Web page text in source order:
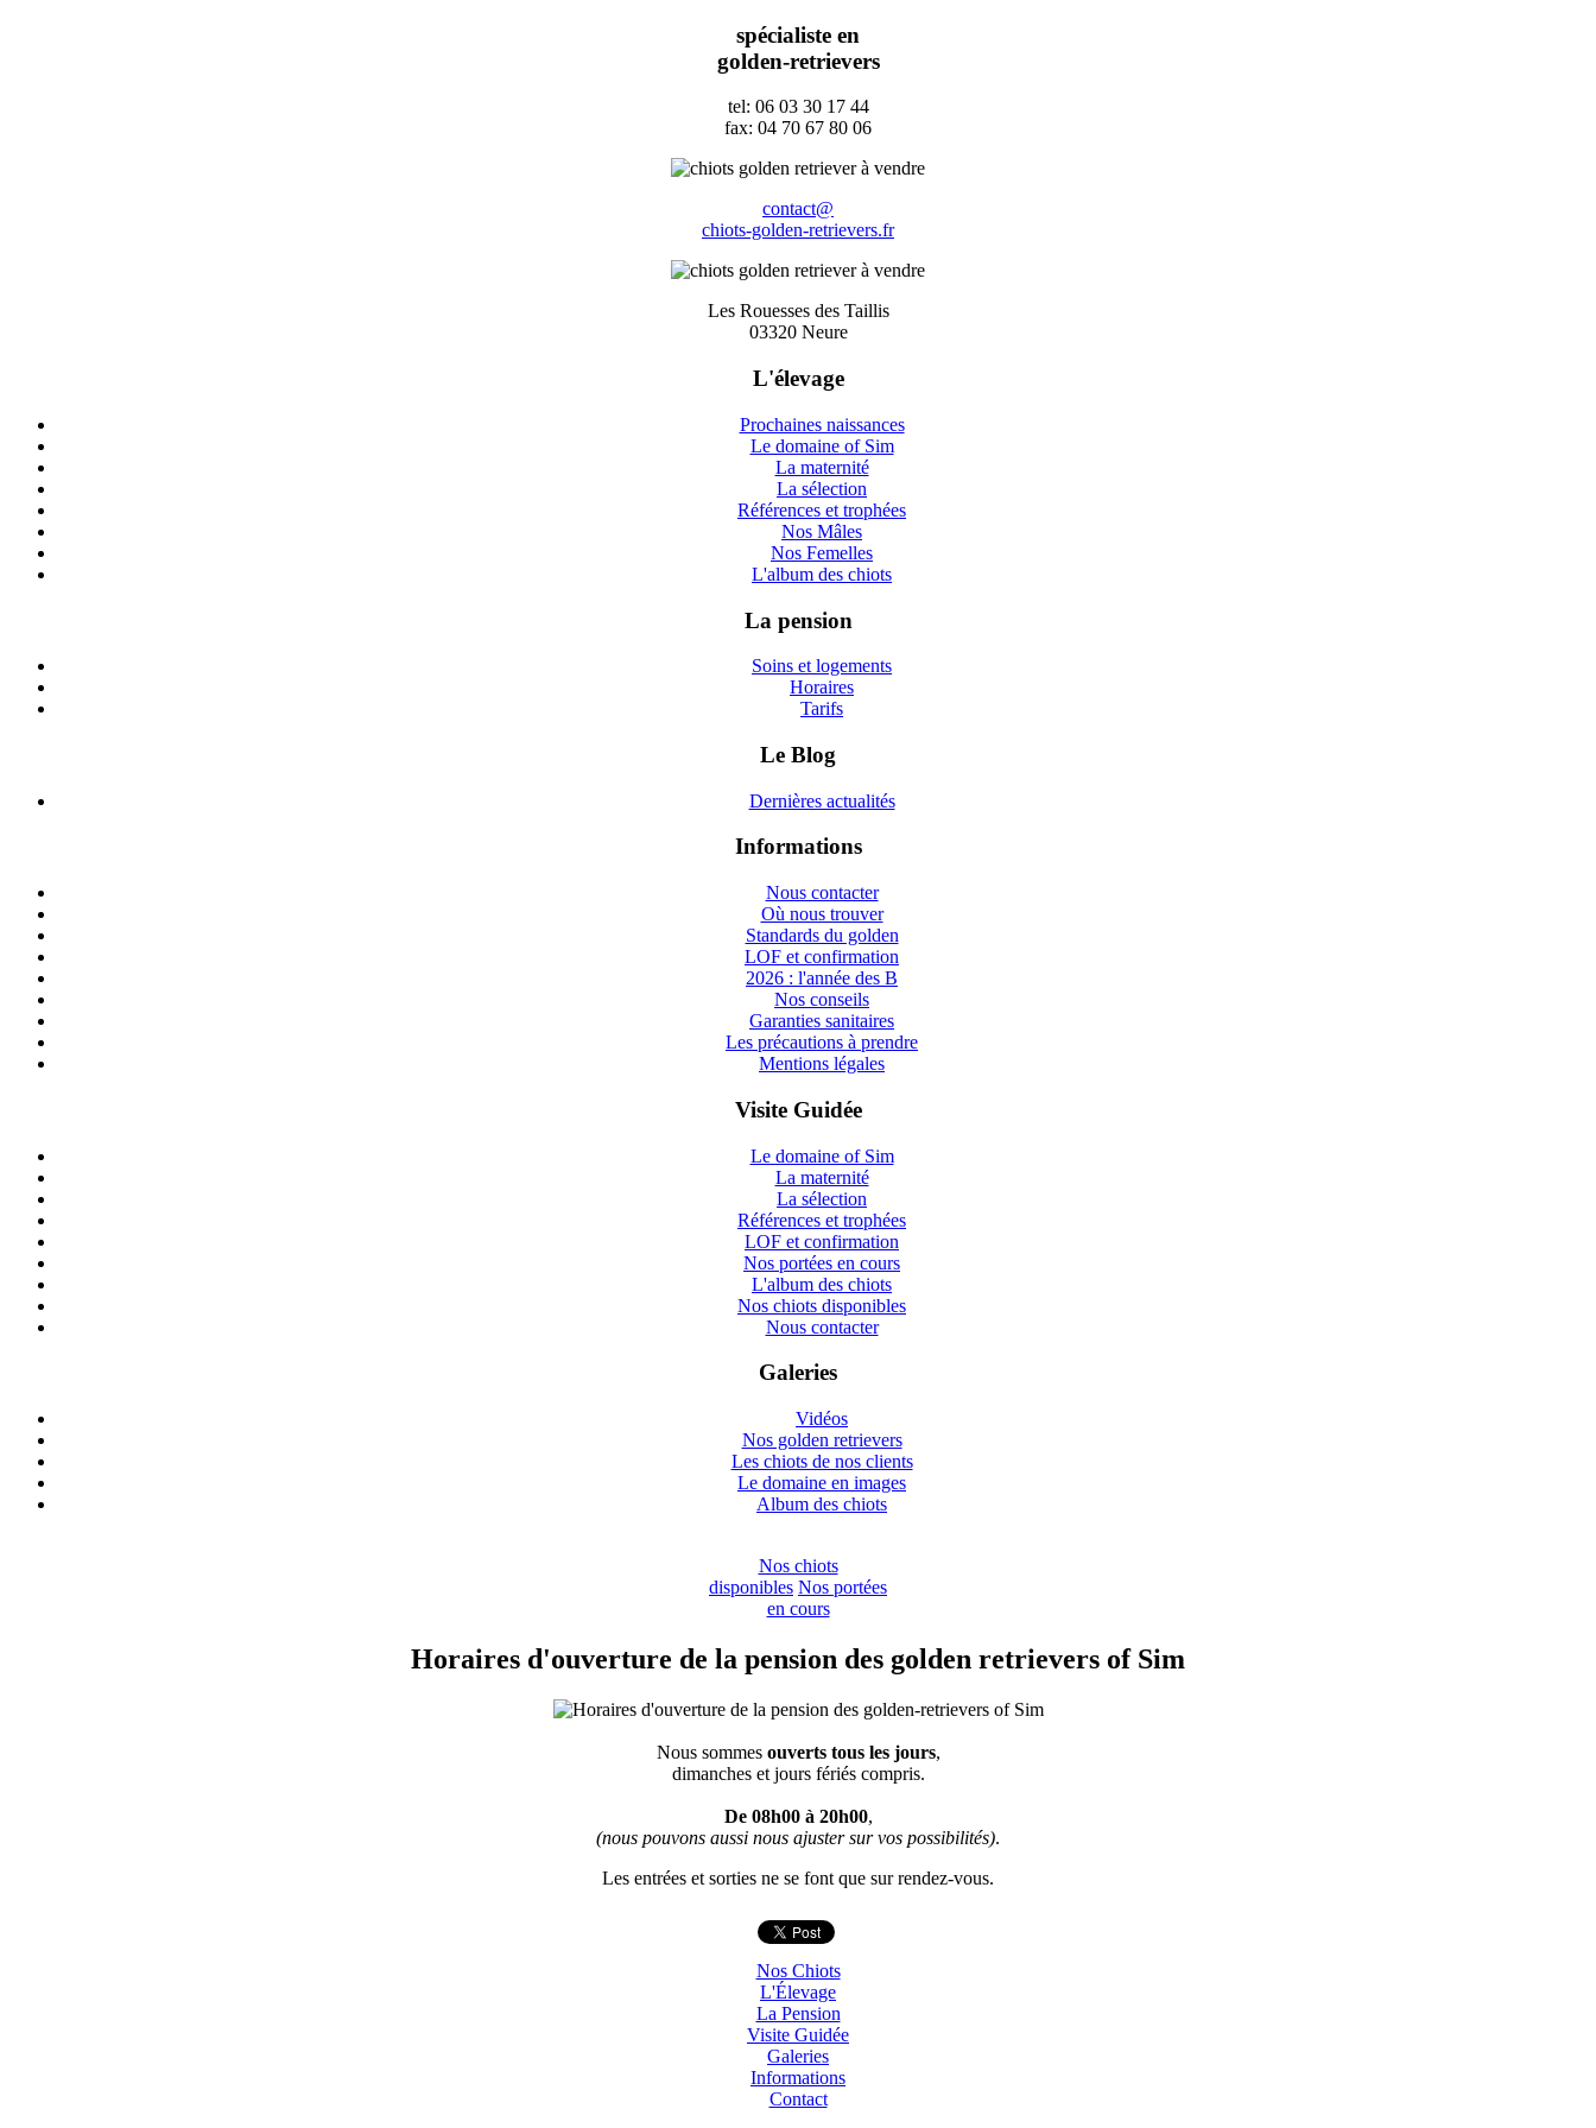
spécialiste en
golden-retrievers
tel: 06 03 30 17 44
fax: 04 70 67 80 06
contact@
chiots-golden-retrievers.fr
Les Rouesses des Taillis
03320 Neure
L'élevage
Prochaines naissances
Le domaine of Sim
La maternité
La sélection
Références et trophées
Nos Mâles
Nos Femelles
L'album des chiots
La pension
Soins et logements
Horaires
Tarifs
Le Blog
Dernières actualités
Informations
Nous contacter
Où nous trouver
Standards du golden
LOF et confirmation
2026 : l'année des B
Nos conseils
Garanties sanitaires
Les précautions à prendre
Mentions légales
Visite Guidée
Le domaine of Sim
La maternité
La sélection
Références et trophées
LOF et confirmation
Nos portées en cours
L'album des chiots
Nos chiots disponibles
Nous contacter
Galeries
Vidéos
Nos golden retrievers
Les chiots de nos clients
Le domaine en images
Album des chiots
Nos chiots
disponibles Nos portées
en cours
Horaires d'ouverture de la pension des golden retrievers of Sim
Nous sommes ouverts tous les jours,
dimanches et jours fériés compris.
De 08h00 à 20h00,
(nous pouvons aussi nous ajuster sur vos possibilités).
Les entrées et sorties ne se font que sur rendez-vous.
Nos Chiots
L'Élevage
La Pension
Visite Guidée
Galeries
Informations
Contact